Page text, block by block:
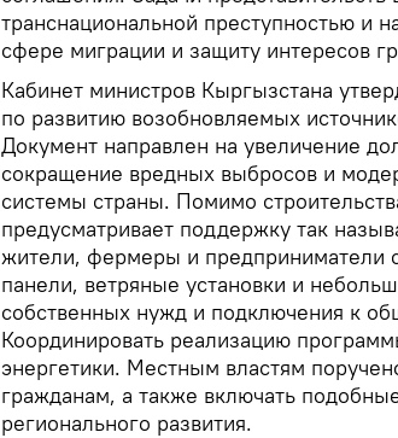
транснациональной преступностью и
сфере миграции и защиту интересов
Кабинет министров Кыргызстана
по развитию возобновляемых
Документ направлен на увеличение
сокращение вредных выбросов и
системы страны. Помимо
предусматривает поддержку так
жители, фермеры и предприниматели
панели, ветряные установки и
собственных нужд и подключения к
Координировать реализацию
энергетики. Местным властям
гражданам, а также включать
регионального развития.